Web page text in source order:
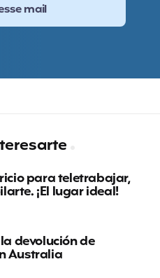
para teletrabajar,
¡El lugar ideal!
devolución de
Australia